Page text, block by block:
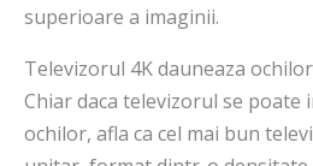
superioare a imaginii.
Televizorul 4K dauneaza ochilor
Chiar daca televizorul se poate
ochilor, afla ca cel mai bun